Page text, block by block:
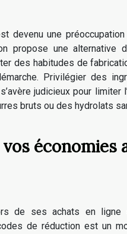
devenu une
propose une
des habitudes de
Privilégier des
judicieux pour limiter
bruts ou des hydrolats
économies
de ses achats en
de réduction est un